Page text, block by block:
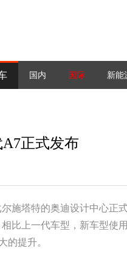
国内 国际 新能
正式发布
施塔特的奥迪设计中心正
比上一代车型，新车型使
的提升。